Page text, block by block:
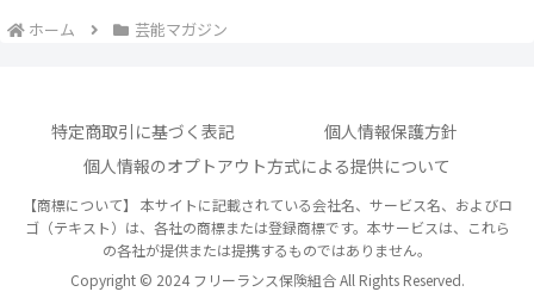
ホーム 芸能マガジン
特定商取引に基づく表記
個人情報保護方針
個人情報のオプトアウト方式による提供について
【商標について】 本サイトに記載されている会社名、サービス名、およびロ
ゴ（テキスト）は、各社の商標または登録商標です。本サービスは、これら
の各社が提供または提携するものではありません。
Copyright © 2024 フリーランス保険組合 All Rights Reserved.